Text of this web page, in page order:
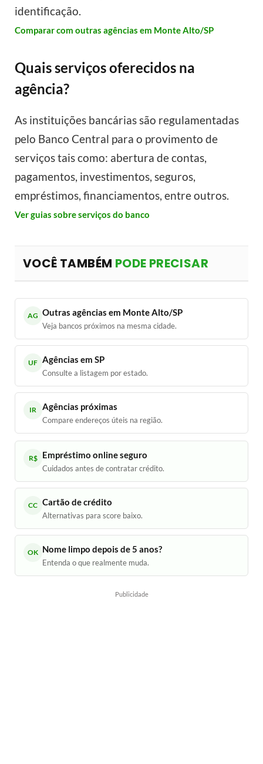
identificação.
Comparar com outras agências em Monte Alto/SP
Quais serviços oferecidos na
agência?
As instituições bancárias são regulamentadas
pelo Banco Central para o provimento de
serviços tais como: abertura de contas,
pagamentos, investimentos, seguros,
empréstimos, financiamentos, entre outros.
Ver guias sobre serviços do banco
VOCÊ TAMBÉM PODE PRECISAR
AG Outras agências em Monte Alto/SP
Veja bancos próximos na mesma cidade.
UF Agências em SP
Consulte a listagem por estado.
IR Agências próximas
Compare endereços úteis na região.
R$ Empréstimo online seguro
Cuidados antes de contratar crédito.
CC Cartão de crédito
Alternativas para score baixo.
OK Nome limpo depois de 5 anos?
Entenda o que realmente muda.
Publicidade